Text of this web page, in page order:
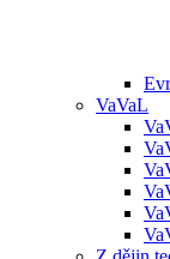
VaVaL